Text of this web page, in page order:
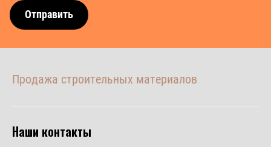
Отправить
Продажа строительных материалов
Наши контакты